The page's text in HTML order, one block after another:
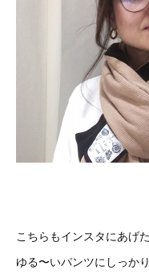
こちらもインスタにあげ
ゆる〜いパンツにしっか